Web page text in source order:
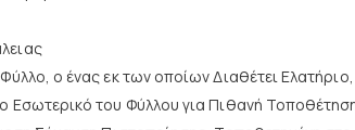
ο ένας εκ των οποίων Διαθέτει
Εσωτερικό του Φύλλου για Πιθανή